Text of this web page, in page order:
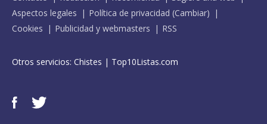
Aspectos legales
Política de privacidad (Cambiar)
Cookies
Publicidad y webmasters RSS
Otros servicios: Chistes | Top10Listas.com